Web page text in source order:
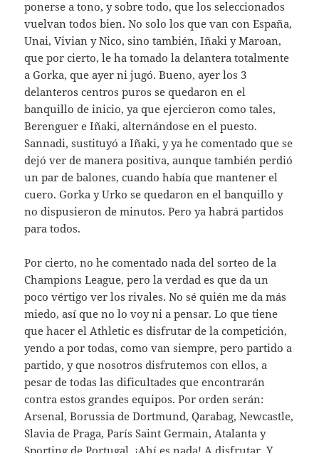
ponerse a tono, y sobre todo, que los seleccionados
vuelvan todos bien. No solo los que van con España,
Unai, Vivian y Nico, sino también, Iñaki y Maroan,
que por cierto, le ha tomado la delantera totalmente
a Gorka, que ayer ni jugó. Bueno, ayer los 3
delanteros centros puros se quedaron en el
banquillo de inicio, ya que ejercieron como tales,
Berenguer e Iñaki, alternándose en el puesto.
Sannadi, sustituyó a Iñaki, y ya he comentado que se
dejó ver de manera positiva, aunque también perdió
un par de balones, cuando había que mantener el
cuero. Gorka y Urko se quedaron en el banquillo y
no dispusieron de minutos. Pero ya habrá partidos
para todos.
Por cierto, no he comentado nada del sorteo de la
Champions League, pero la verdad es que da un
poco vértigo ver los rivales. No sé quién me da más
miedo, así que no lo voy ni a pensar. Lo que tiene
que hacer el Athletic es disfrutar de la competición,
yendo a por todas, como van siempre, pero partido a
partido, y que nosotros disfrutemos con ellos, a
pesar de todas las dificultades que encontrarán
contra estos grandes equipos. Por orden serán:
Arsenal, Borussia de Dortmund, Qarabag, Newcastle,
Slavia de Praga, París Saint Germain, Atalanta y
Sporting de Portugal. ¡Ahí es nada! A disfrutar. Y…